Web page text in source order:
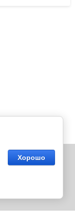
75, оф. 24
Хорошо